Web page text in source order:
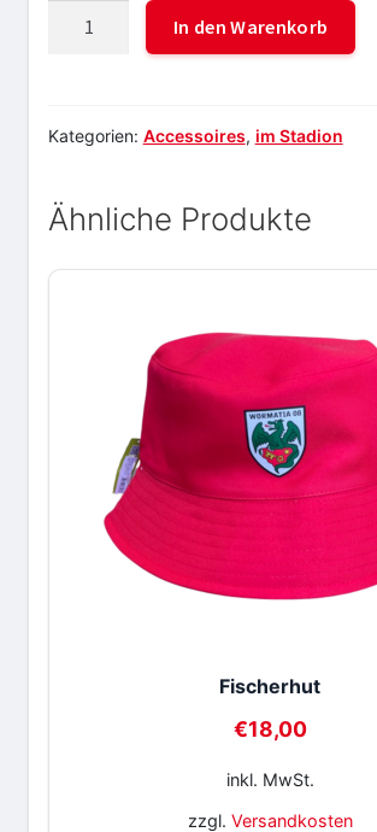
Keramiktasse
In den Warenkorb
Kategorien: Accessoires, im Stadion
Ähnliche Produkte
Fischerhut
€18,00
inkl. MwSt.
zzgl. Versandkosten